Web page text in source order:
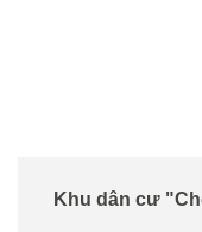
Khu dân cư